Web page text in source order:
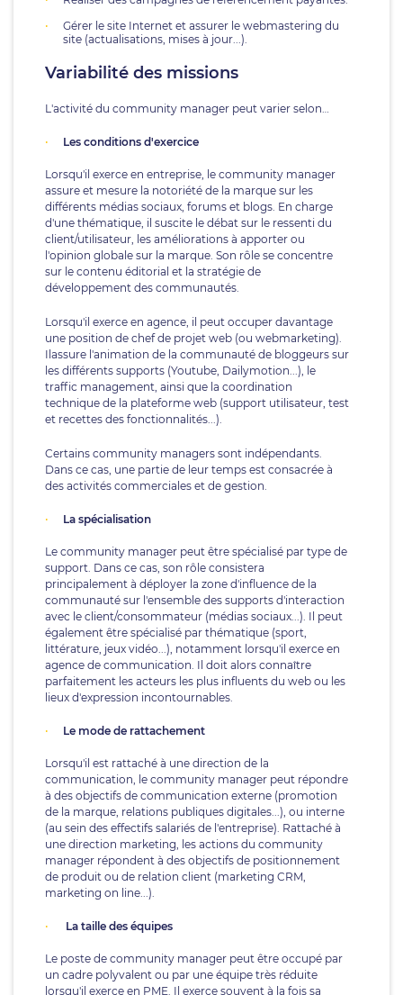
Gérer le site Internet et assurer le webmastering du
site (actualisations, mises à jour...).
Variabilité des missions
L'activité du community manager peut varier selon…
Les conditions d'exercice
Lorsqu'il exerce en entreprise, le community manager
assure et mesure la notoriété de la marque sur les
différents médias sociaux, forums et blogs. En charge
d'une thématique, il suscite le débat sur le ressenti du
client/utilisateur, les améliorations à apporter ou
l'opinion globale sur la marque. Son rôle se concentre
sur le contenu éditorial et la stratégie de
développement des communautés.
Lorsqu'il exerce en agence, il peut occuper davantage
une position de chef de projet web (ou webmarketing).
Ilassure l'animation de la communauté de bloggeurs sur
les différents supports (Youtube, Dailymotion...), le
traffic management, ainsi que la coordination
technique de la plateforme web (support utilisateur, test
et recettes des fonctionnalités...).
Certains community managers sont indépendants.
Dans ce cas, une partie de leur temps est consacrée à
des activités commerciales et de gestion.
La spécialisation
Le community manager peut être spécialisé par type de
support. Dans ce cas, son rôle consistera
principalement à déployer la zone d'influence de la
communauté sur l'ensemble des supports d'interaction
avec le client/consommateur (médias sociaux...). Il peut
également être spécialisé par thématique (sport,
littérature, jeux vidéo...), notamment lorsqu'il exerce en
agence de communication. Il doit alors connaître
parfaitement les acteurs les plus influents du web ou les
lieux d'expression incontournables.
Le mode de rattachement
Lorsqu'il est rattaché à une direction de la
communication, le community manager peut répondre
à des objectifs de communication externe (promotion
de la marque, relations publiques digitales...), ou interne
(au sein des effectifs salariés de l'entreprise). Rattaché à
une direction marketing, les actions du community
manager répondent à des objectifs de positionnement
de produit ou de relation client (marketing CRM,
marketing on line...).
La taille des équipes
Le poste de community manager peut être occupé par
un cadre polyvalent ou par une équipe très réduite
lorsqu'il exerce en PME. Il exerce souvent à la fois sa